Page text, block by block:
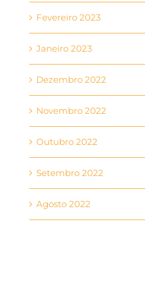
Fevereiro 2023
Janeiro 2023
Dezembro 2022
Novembro 2022
Outubro 2022
Setembro 2022
Agosto 2022